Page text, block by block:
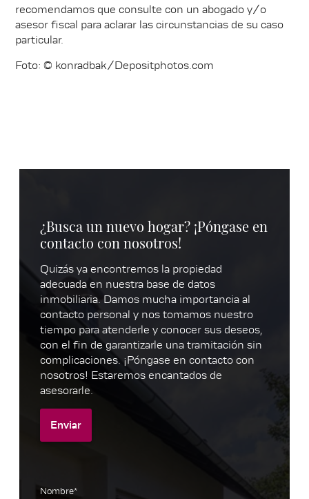
recomendamos que consulte con un abogado y/o
asesor fiscal para aclarar las circunstancias de su caso
particular.
Foto: © konradbak/Depositphotos.com
¿Busca un nuevo hogar? ¡Póngase en
contacto con nosotros!
Quizás ya encontremos la propiedad
adecuada en nuestra base de datos
inmobiliaria. Damos mucha importancia al
contacto personal y nos tomamos nuestro
tiempo para atenderle y conocer sus deseos,
con el fin de garantizarle una tramitación sin
complicaciones. ¡Póngase en contacto con
nosotros! Estaremos encantados de
asesorarle.
Enviar
Nombre*